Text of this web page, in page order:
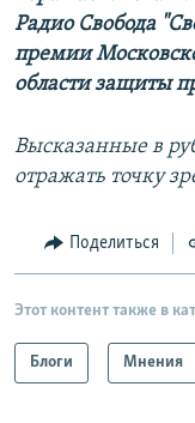
Радио Свобода
премии
области защиты
Высказанные в
отражать точку
Поделиться
Этот контент также в
Блоги Мнения